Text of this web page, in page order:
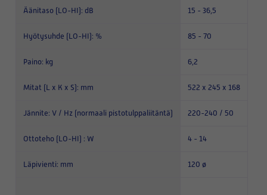
Äänitaso (LO-HI): dB 15 - 36,5
Hyötysuhde (LO-HI): % 85 - 70
Paino: kg 6,2
Mitat (L x K x S): mm 522 x 245 x 168
Jännite: V / Hz (normaali pistotulppaliitäntä) 220-240 / 50
Ottoteho (LO-HI) : W 4 - 14
Läpivienti: mm 120 ø